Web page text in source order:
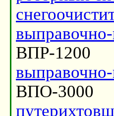
ВПР-1200
ВПО-3000